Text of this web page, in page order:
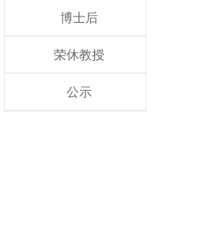
博士后
荣休教授
公示